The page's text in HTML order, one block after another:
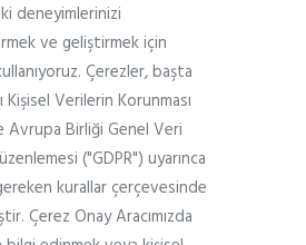
deneyimlerinizi
ve geliştirmek için
Çerezler, başta
Kişisel Verilerin Korunması
Avrupa Birliği Genel Veri
("GDPR") uyarınca
kurallar çerçevesinde
Çerez Onay Aracımızda